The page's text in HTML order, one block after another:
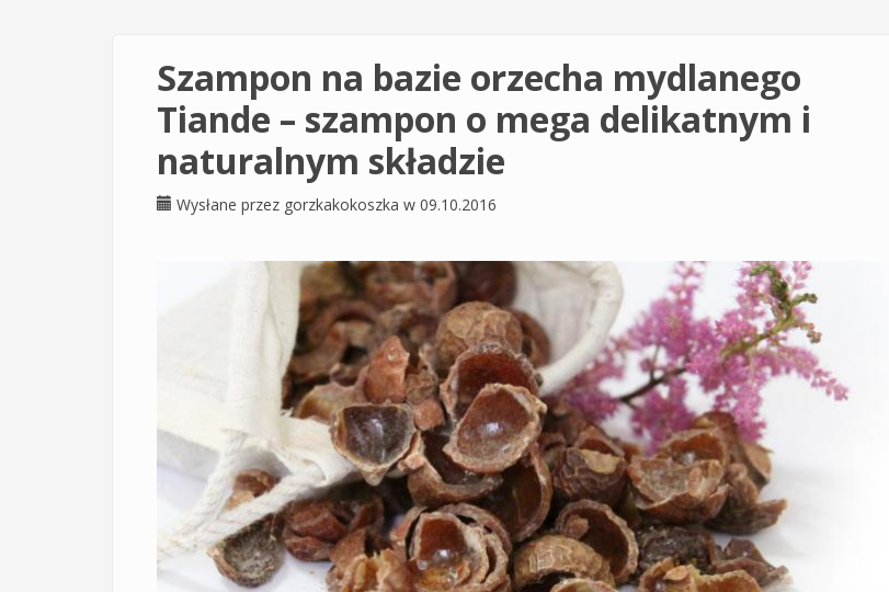
Szampon na bazie orzecha mydlanego
Tiande – szampon o mega delikatnym i
naturalnym składzie
Wysłane przez gorzkakokoszka w 09.10.2016